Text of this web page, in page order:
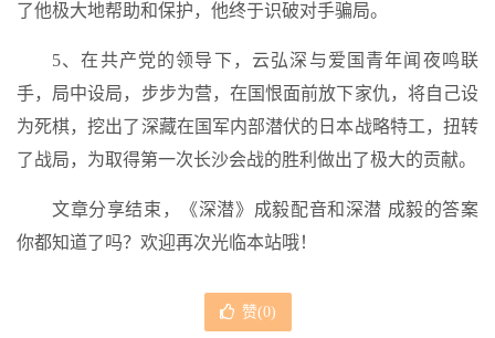
了他极大地帮助和保护，他终于识破对手骗局。
5、在共产党的领导下，云弘深与爱国青年闻夜鸣联
手，局中设局，步步为营，在国恨面前放下家仇，将自己设
为死棋，挖出了深藏在国军内部潜伏的日本战略特工，扭转
了战局，为取得第一次长沙会战的胜利做出了极大的贡献。
文章分享结束，《深潜》成毅配音和深潜 成毅的答案
你都知道了吗？欢迎再次光临本站哦！
赞(0)